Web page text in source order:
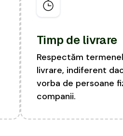
Timp de livrare
Respectăm
livrare, indiferent
vorba de persoane
companii.